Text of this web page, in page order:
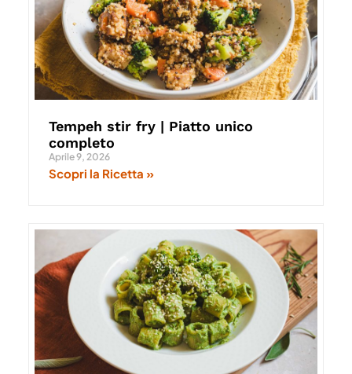
Tempeh stir fry | Piatto unico
completo
Aprile 9, 2026
Scopri la Ricetta »